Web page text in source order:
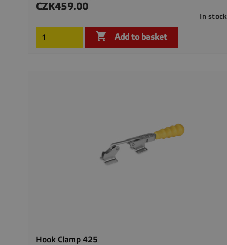
Price
CZK459.00
In stock
 Add to basket
Hook Clamp 425